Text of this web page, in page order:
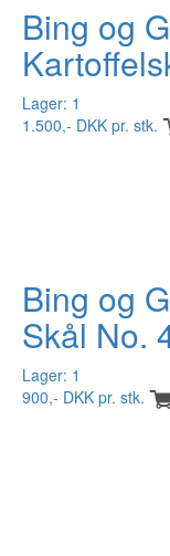
Bing og
Lager: 1
1.500,- DKK pr. stk.
Bing og
Skål No.
Lager: 1
900,- DKK pr. stk.